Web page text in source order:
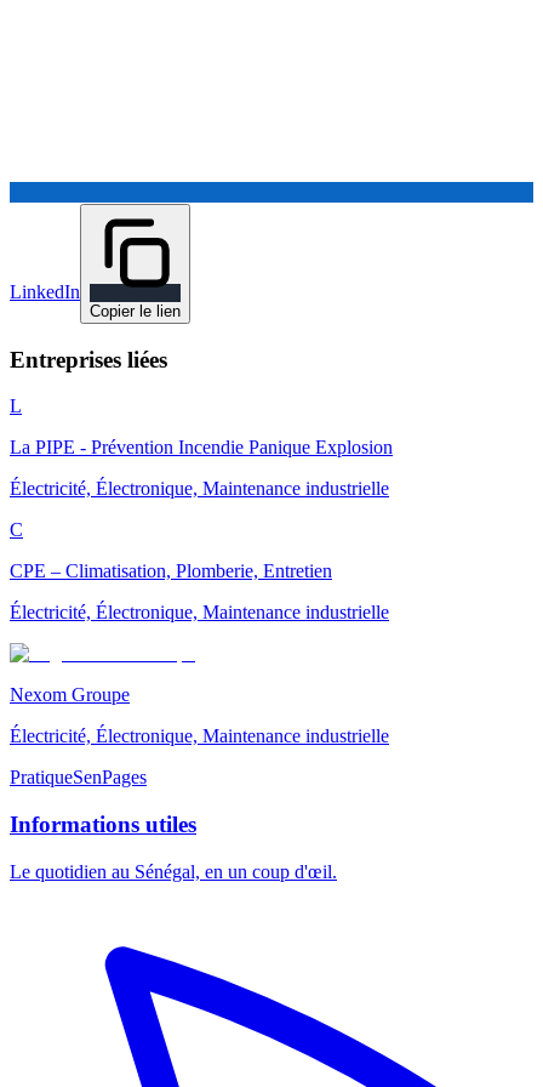
LinkedIn
Copier le lien
Entreprises liées
L
La PIPE - Prévention Incendie Panique Explosion
Électricité, Électronique, Maintenance industrielle
C
CPE – Climatisation, Plomberie, Entretien
Électricité, Électronique, Maintenance industrielle
Nexom Groupe
Électricité, Électronique, Maintenance industrielle
PratiqueSenPages
Informations utiles
Le quotidien au Sénégal, en un coup d'œil.